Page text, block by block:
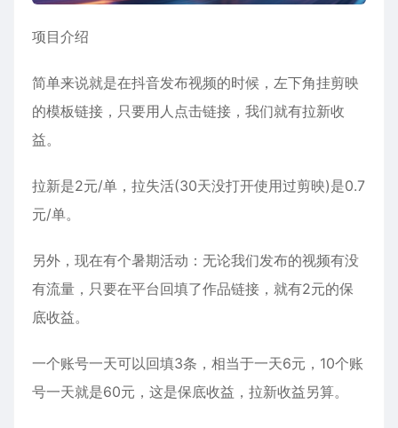
项目介绍
简单来说就是在抖音发布视频的时候，左下角挂剪映
的模板链接，只要用人点击链接，我们就有拉新收
益。
拉新是2元/单，拉失活(30天没打开使用过剪映)是0.7
元/单。
另外，现在有个暑期活动：无论我们发布的视频有没
有流量，只要在平台回填了作品链接，就有2元的保
底收益。
一个账号一天可以回填3条，相当于一天6元，10个账
号一天就是60元，这是保底收益，拉新收益另算。